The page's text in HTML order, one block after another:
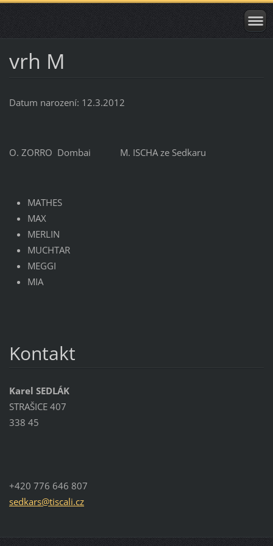
vrh M
Datum narození: 12.3.2012
O. ZORRO Dombai M. ISCHA ze Sedkaru
MATHES
MAX
MERLIN
MUCHTAR
MEGGI
MIA
Kontakt
Karel SEDLÁK
STRAŠICE 407
338 45
+420 776 646 807
sedkars@tiscali.cz